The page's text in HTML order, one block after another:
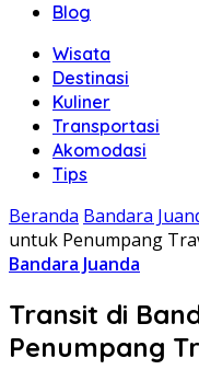
Blog
Wisata
Destinasi
Kuliner
Transportasi
Akomodasi
Tips
Beranda Bandara
untuk Penumpang
Bandara Juanda
Transit di
Penumpang